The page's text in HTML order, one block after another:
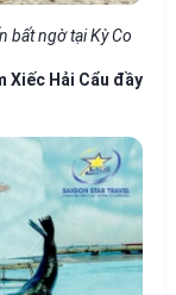
bất ngờ tại Kỳ Co
Xiếc Hải Cẩu đầy